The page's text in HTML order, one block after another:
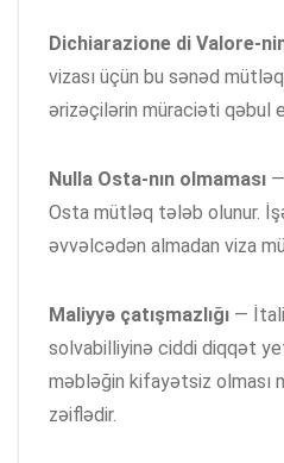
Dichiarazione di Valore-
vizası üçün bu sənəd
ərizəçilərin müraciəti qəbul
Nulla Osta-nın olmaması
Osta mütləq tələb olunur.
əvvəlcədən almadan viza
Maliyyə çatışmazlığı —
solvabilliyinə ciddi diqqət
məbləğin kifayətsiz olması
zəiflədir.